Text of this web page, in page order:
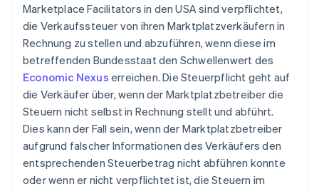
Marketplace Facilitators in den USA sind verpflichtet,
die Verkaufssteuer von ihren Marktplatzverkäufern in
Rechnung zu stellen und abzuführen, wenn diese im
betreffenden Bundesstaat den Schwellenwert des
Economic Nexus erreichen. Die Steuerpflicht geht auf
die Verkäufer über, wenn der Marktplatzbetreiber die
Steuern nicht selbst in Rechnung stellt und abführt.
Dies kann der Fall sein, wenn der Marktplatzbetreiber
aufgrund falscher Informationen des Verkäufers den
entsprechenden Steuerbetrag nicht abführen konnte
oder wenn er nicht verpflichtet ist, die Steuern im